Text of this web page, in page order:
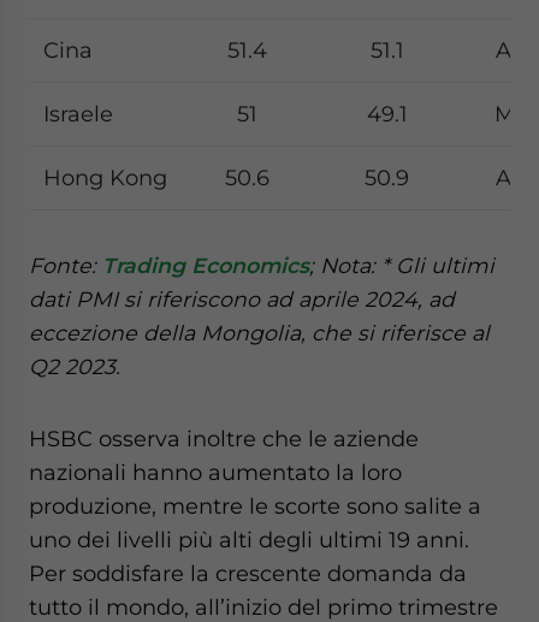
Cina 51.4 51.1
Israele 51 49.1
Hong Kong 50.6 50.9
Fonte: Trading Economics; Nota: * Gli ultimi
dati PMI si riferiscono ad aprile 2024, ad
eccezione della Mongolia, che si riferisce al
Q2 2023.
HSBC osserva inoltre che le aziende
nazionali hanno aumentato la loro
produzione, mentre le scorte sono salite a
uno dei livelli più alti degli ultimi 19 anni.
Per soddisfare la crescente domanda da
tutto il mondo, all’inizio del primo trimestre